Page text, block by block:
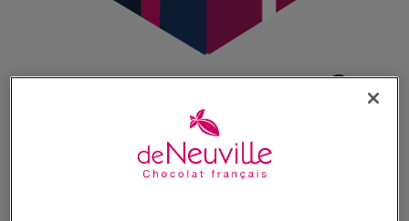
Découvrir ce qui compose